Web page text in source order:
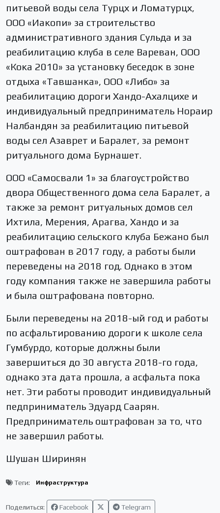
питьевой воды села Турцх и Ломатурцх,
ООО «Иакопи» за строительство
административного здания Сульда и за
реабилитацию клуба в селе Вареван, ООО
«Кока 2010» за установку беседок в зоне
отдыха «Тавшанка», ООО «Либо» за
реабилитацию дороги Хандо-Ахалцихе и
индивидуальный предприниматель Нораир
Налбандян за реабилитацию питьевой
воды сел Азаврет и Баралет, за ремонт
ритуального дома Бурнашет.
ООО «Самосвали 1» за благоустройство
двора Общественного дома села Баралет, а
также за ремонт ритуальных домов сел
Ихтила, Мерения, Арагва, Хандо и за
реабилитацию сельского клуба Бежано был
оштрафован в 2017 году, а работы были
переведены на 2018 год. Однако в этом
году компания также не завершила работы
и была оштрафована повторно.
Были переведены на 2018-ый год и работы
по асфальтированию дороги к школе села
Гумбурдо, которые должны были
завершиться до 30 августа 2018-го года,
однако эта дата прошла, а асфальта пока
нет. Эти работы проводит индивидуальный
педприниматель Эдуард Саарян.
Предприниматель оштрафован за то, что
не завершил работы.
Шушан Ширинян
Теги: Инфраструктура
Поделиться: Facebook Telegram